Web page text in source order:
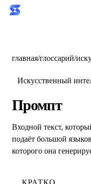
главная/глоссарий/
Искусственный
Промпт
Входной текст,
подаёт большой
которого она
КРАТКО